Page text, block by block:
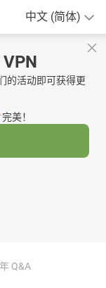
中文 (简体)
的活动即可获得更
完美！
Q&A